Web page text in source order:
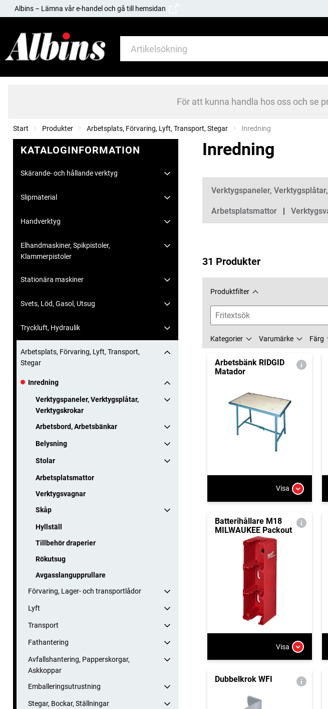
Albins – Lämna vår e-handel och gå till hemsidan
För att kunna handla hos oss och se
Start Produkter Arbetsplats, Förvaring, Lyft, Transport, Stegar Current:
Inredning
KATALOGINFORMATION
Skärande- och hållande verktyg
Slipmaterial
Handverktyg
Elhandmaskiner, Spikpistoler,
Klammerpistoler
Stationära maskiner
Svets, Löd, Gasol, Utsug
Tryckluft, Hydraulik
Arbetsplats, Förvaring, Lyft, Transport,
Stegar
Inredning
Verktygspaneler, Verktygsplåtar,
Verktygskrokar
Arbetsbord, Arbetsbänkar
Belysning
Stolar
Arbetsplatsmattor
Verktygsvagnar
Skåp
Hyllställ
Tillbehör draperier
Rökutsug
Avgasslangupprullare
Förvaring, Lager- och transportlådor
Lyft
Transport
Fathantering
Avfallshantering, Papperskorgar,
Askkoppar
Emballeringsutrustning
Stegar, Bockar, Ställningar
Inredning
Kategorier
Verktygspaneler,
Arbetsplatsmattor
31 Produkter
Produktfilter
Kategorier Varumärke Färg
Arbetsbänk RIDGID
Matador
Visa
Batterihållare M18
MILWAUKEE Packout
Visa
Dubbelkrok WFI